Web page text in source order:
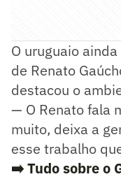
O uruguaio
de Renato
destacou o
— O Renato fala
muito, deixa a
esse trabalho
➡️ Tudo sobre o